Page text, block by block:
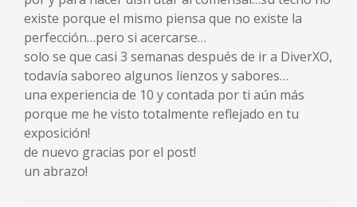
existe porque el mismo piensa que no existe la
perfección…pero si acercarse…
solo se que casi 3 semanas después de ir a DiverXO,
todavía saboreo algunos lienzos y sabores…
una experiencia de 10 y contada por ti aún más
porque me he visto totalmente reflejado en tu
exposición!
de nuevo gracias por el post!
un abrazo!